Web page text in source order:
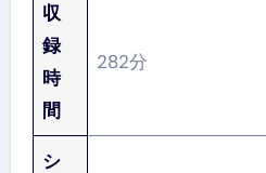
収
録
時
間
282分
シ